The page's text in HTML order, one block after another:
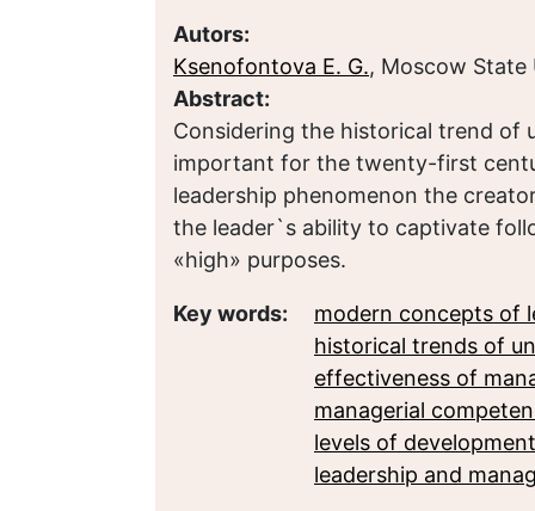
Autors:
Ksenofontova E. G., Moscow
Abstract:
Considering the historical trend of
important for the twenty-first
leadership phenomenon the
the leader`s ability to captivate
«high» purposes.
Key words:
modern concepts of
historical trends of
effectiveness of
managerial
levels of
leadership and